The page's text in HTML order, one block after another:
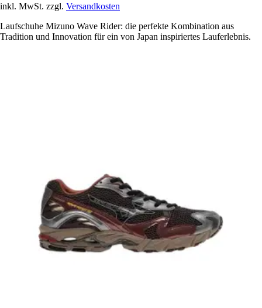
inkl. MwSt. zzgl. Versandkosten
Laufschuhe Mizuno Wave Rider: die perfekte Kombination aus
Tradition und Innovation für ein von Japan inspiriertes Lauferlebnis.